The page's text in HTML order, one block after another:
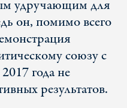
удручающим для
он, помимо всего
союзу с
года не
результатов.